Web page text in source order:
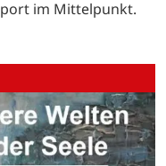
im Mittelpunkt.